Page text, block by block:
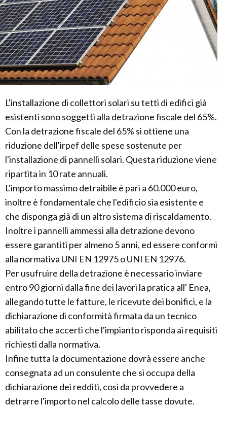
L'installazione di collettori solari su tetti di edifici già
esistenti sono soggetti alla detrazione fiscale del 65%.
Con la detrazione fiscale del 65% si ottiene una
riduzione dell'irpef delle spese sostenute per
l'installazione di pannelli solari. Questa riduzione viene
ripartita in 10 rate annuali.
L'importo massimo detraibile è pari a 60.000 euro,
inoltre è fondamentale che l'edificio sia esistente e
che disponga già di un altro sistema di riscaldamento.
Inoltre i pannelli ammessi alla detrazione devono
essere garantiti per almeno 5 anni, ed essere conformi
alla normativa UNI EN 12975 o UNI EN 12976.
Per usufruire della detrazione è necessario inviare
entro 90 giorni dalla fine dei lavori la pratica all' Enea,
allegando tutte le fatture, le ricevute dei bonifici, e la
dichiarazione di conformità firmata da un tecnico
abilitato che accerti che l'impianto risponda ai requisiti
richiesti dalla normativa.
Infine tutta la documentazione dovrà essere anche
consegnata ad un consulente che si occupa della
dichiarazione dei redditi, così da provvedere a
detrarre l'importo nel calcolo delle tasse dovute.